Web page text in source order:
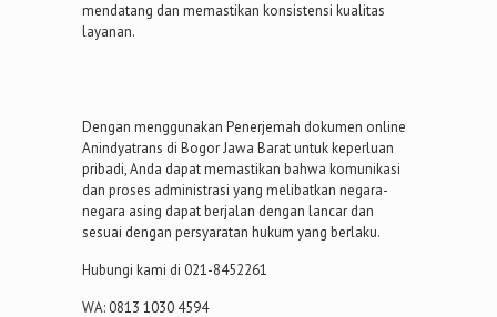
mendatang dan memastikan konsistensi kualitas
layanan.
Dengan menggunakan Penerjemah dokumen online
Anindyatrans di Bogor Jawa Barat untuk keperluan
pribadi, Anda dapat memastikan bahwa komunikasi
dan proses administrasi yang melibatkan negara-
negara asing dapat berjalan dengan lancar dan
sesuai dengan persyaratan hukum yang berlaku.
Hubungi kami di 021-8452261
WA: 0813 1030 4594